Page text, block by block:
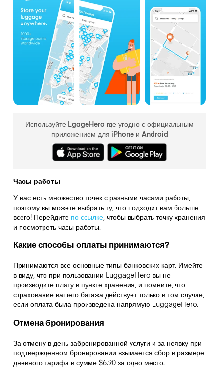
Используйте LgageHero где угодно с официальным
приложением для iPhone и Android
Часы работы
У нас есть множество точек с разными часами работы,
поэтому вы можете выбрать ту, что подходит вам больше
всего! Перейдите по ссылке,чтобы выбрать точку хранения
и посмотреть часы работы.
Какие способы оплаты принимаются?
Принимаются все основные типы банковских карт. Имейте
в виду, что при пользовании LuggageHero вы не
производите плату в пункте хранения, и помните, что
страхование вашего багажа действует только в том случае,
если оплата была произведена напрямую LuggageHero.
Отмена бронирования
За отмену в день забронированной услуги и за неявку при
подтвержденном бронировании взымается сбор в размере
дневного тарифа в сумме $6.90 за одно место.